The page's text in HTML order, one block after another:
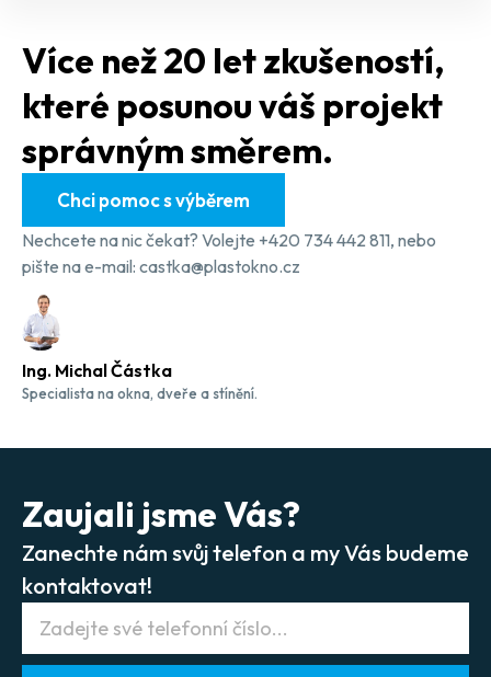
Více než 20 let zkušeností,
které posunou váš projekt
správným směrem.
Chci pomoc s výběrem
Nechcete na nic čekat? Volejte +420 734 442 811, nebo
pište na e-mail: castka@plastokno.cz
Ing. Michal Částka
Specialista na okna, dveře a stínění.
Zaujali jsme Vás?
Zanechte nám svůj telefon a my Vás budeme
kontaktovat!